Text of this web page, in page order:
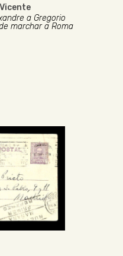
a Gregorio
marchar a Roma